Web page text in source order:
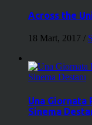
Across the
18 Mart, 2017 /
Una Giornata
Sinema